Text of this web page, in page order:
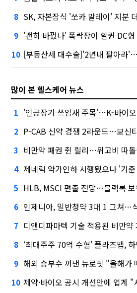
8 SK, 자본잠식 '쏘카 말레이' 지분
9 '괜히 바꿨나' 폭락장이 할퀸 DC형 퇴
10 [부동산세 대수술]'2년내 팔아라
많이 본 헬스케어 뉴스
1 '인공장기 쓰임새 주목'…K-바이
2 P-CAB 신약 경쟁 2라운드…보신
3 비만약 패권 쥔 릴리…위고비 따
4 제네릭 약가인하 시행됐으나 '기
5 HLB, MSCI 편출 전망…블랙록 보
6 인제니아, 일반청약 3대 1 그쳐…
7 디앤디파마텍 기술 적용된 비만약 개발
8 ‘최대주주 70억 수혈' 플라즈맵, 하
9 해외 승부수 꺼낸 뉴로핏 "올해가
10 제약·바이오 공시 개선안에 업계